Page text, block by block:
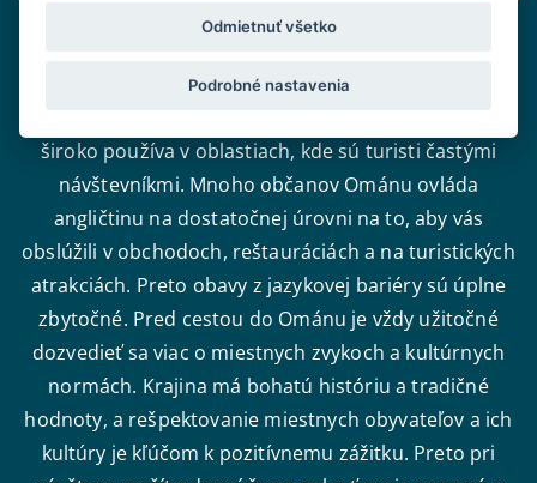
Palmová oáza v horách Al Hajar v Ománe
Oficiálnym jazykom v Ománe je arabčina, ale nemusíte
široko používa v oblastiach, kde sú turisti častými
návštevníkmi. Mnoho občanov Ománu ovláda
angličtinu na dostatočnej úrovni na to, aby vás
obslúžili v obchodoch, reštauráciách a na turistických
atrakciách. Preto obavy z jazykovej bariéry sú úplne
zbytočné. Pred cestou do Ománu je vždy užitočné
dozvedieť sa viac o miestnych zvykoch a kultúrnych
normách. Krajina má bohatú históriu a tradičné
hodnoty, a rešpektovanie miestnych obyvateľov a ich
kultúry je kľúčom k pozitívnemu zážitku. Preto pri
Odmietnuť všetko
Podrobné nastavenia